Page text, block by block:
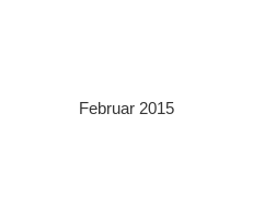
Februar 2015